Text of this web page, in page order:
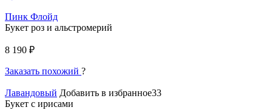
Пинк Флойд
Букет роз и альстромерий
8 190 ₽
Заказать похожий ?
Лавандовый Добавить в избранное33
Букет с ирисами